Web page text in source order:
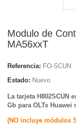
Modulo de
MA56xxT
Referencia: FO-SCUN
Estado: Nuevo
La tarjeta H802SCUN
Gb para OLTs Huawei
(NO incluye módulos